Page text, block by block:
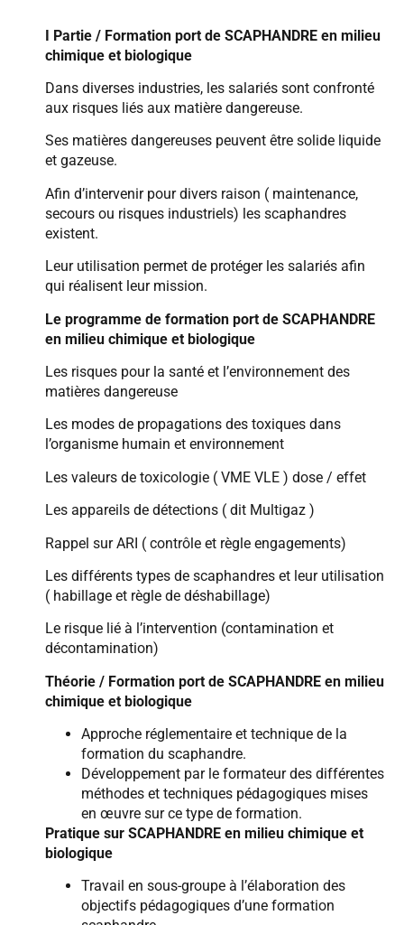
I Partie / Formation port de SCAPHANDRE en milieu
chimique et biologique
Dans diverses industries, les salariés sont confronté
aux risques liés aux matière dangereuse.
Ses matières dangereuses peuvent être solide liquide
et gazeuse.
Afin d’intervenir pour divers raison ( maintenance,
secours ou risques industriels) les scaphandres
existent.
Leur utilisation permet de protéger les salariés afin
qui réalisent leur mission.
Le programme de formation port de SCAPHANDRE
en milieu chimique et biologique
Les risques pour la santé et l’environnement des
matières dangereuse
Les modes de propagations des toxiques dans
l’organisme humain et environnement
Les valeurs de toxicologie ( VME VLE ) dose / effet
Les appareils de détections ( dit Multigaz )
Rappel sur ARI ( contrôle et règle engagements)
Les différents types de scaphandres et leur utilisation
( habillage et règle de déshabillage)
Le risque lié à l’intervention (contamination et
décontamination)
Théorie / Formation port de SCAPHANDRE en milieu
chimique et biologique
Approche réglementaire et technique de la
formation du scaphandre.
Développement par le formateur des différentes
méthodes et techniques pédagogiques mises
en œuvre sur ce type de formation.
Pratique sur SCAPHANDRE en milieu chimique et
biologique
Travail en sous-groupe à l’élaboration des
objectifs pédagogiques d’une formation